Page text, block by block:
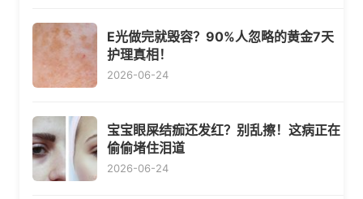
E光做完就毁容？90%人忽略的黄金7天
护理真相！
2026-06-24
宝宝眼屎结痂还发红？别乱擦！这病正在
偷偷堵住泪道
2026-06-24